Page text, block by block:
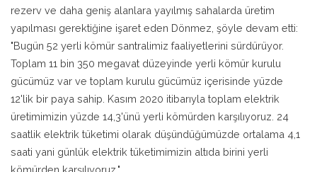
rezerv ve daha geniş alanlara yayılmış sahalarda üretim
yapılması gerektiğine işaret eden Dönmez, şöyle devam etti:
"Bugün 52 yerli kömür santralimiz faaliyetlerini sürdürüyor.
Toplam 11 bin 350 megavat düzeyinde yerli kömür kurulu
gücümüz var ve toplam kurulu gücümüz içerisinde yüzde
12'lik bir paya sahip. Kasım 2020 itibarıyla toplam elektrik
üretimimizin yüzde 14,3'ünü yerli kömürden karşılıyoruz. 24
saatlik elektrik tüketimi olarak düşündüğümüzde ortalama 4,1
saati yani günlük elektrik tüketimimizin altıda birini yerli